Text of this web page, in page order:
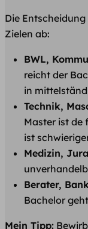
Die
Zielen ab:
BWL,
reicht der
in
Technik,
Master ist de
ist
Medizin,
Berater,
Bachelor
Mein Tipp: